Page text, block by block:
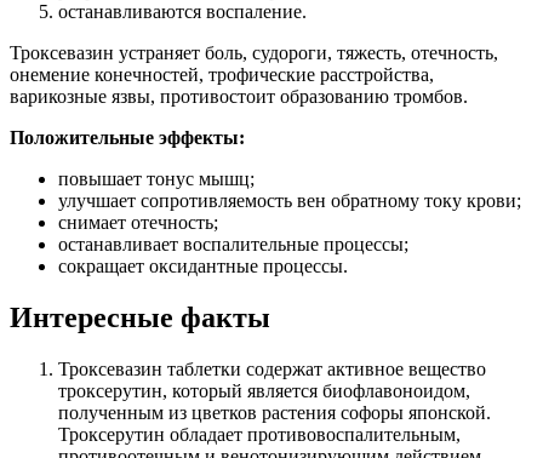
останавливаются воспаление.
Троксевазин устраняет боль, судороги, тяжесть, отечность,
онемение конечностей, трофические расстройства,
варикозные язвы, противостоит образованию тромбов.
Положительные эффекты:
повышает тонус мышц;
улучшает сопротивляемость вен обратному току крови;
снимает отечность;
останавливает воспалительные процессы;
сокращает оксидантные процессы.
Интересные факты
Троксевазин таблетки содержат активное вещество
троксерутин, который является биофлавоноидом,
полученным из цветков растения софоры японской.
Троксерутин обладает противовоспалительным,